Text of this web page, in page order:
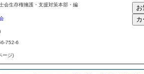
会生存権擁護・支援対策本部・編
752-6
ージ)